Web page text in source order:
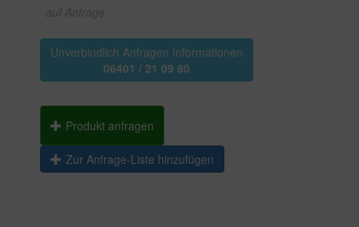
auf Anfrage
Unverbindlich Anfragen Informationen
06401 / 21 09 80
Produkt anfragen
Zur Anfrage-Liste hinzufügen